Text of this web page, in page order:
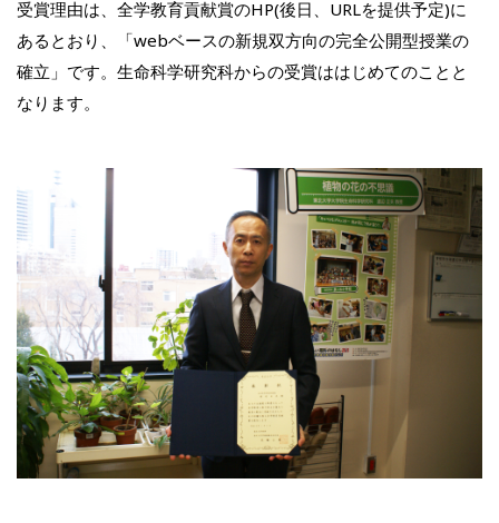
受賞理由は、全学教育貢献賞のHP(後日、URLを提供予定)に
あるとおり、「webベースの新規双方向の完全公開型授業の
確立」です。生命科学研究科からの受賞ははじめてのことと
なります。